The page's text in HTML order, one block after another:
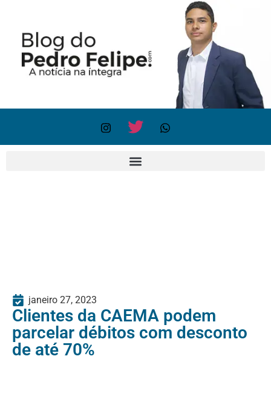
janeiro 27, 2023
Clientes da CAEMA podem
parcelar débitos com desconto
de até 70%